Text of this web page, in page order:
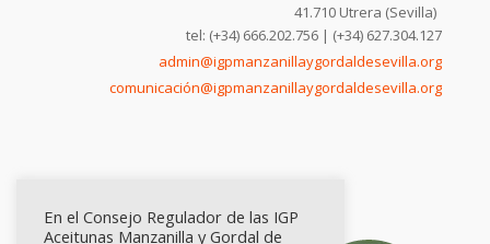
41.710 Utrera (Sevilla)
tel: (+34) 666.202.756 | (+34) 627.304.127
admin@igpmanzanillaygordaldesevilla.org
comunicación@igpmanzanillaygordaldesevilla.org
En el Consejo Regulador de las IGP
Aceitunas Manzanilla y Gordal de